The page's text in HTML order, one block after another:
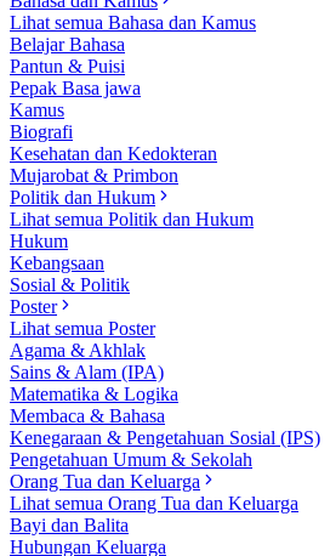
Lihat semua Bahasa dan Kamus
Belajar Bahasa
Pantun & Puisi
Pepak Basa jawa
Kamus
Biografi
Kesehatan dan Kedokteran
Mujarobat & Primbon
Politik dan Hukum
Lihat semua Politik dan Hukum
Hukum
Kebangsaan
Sosial & Politik
Poster
Lihat semua Poster
Agama & Akhlak
Sains & Alam (IPA)
Matematika & Logika
Membaca & Bahasa
Kenegaraan & Pengetahuan Sosial (IPS)
Pengetahuan Umum & Sekolah
Orang Tua dan Keluarga
Lihat semua Orang Tua dan Keluarga
Bayi dan Balita
Hubungan Keluarga